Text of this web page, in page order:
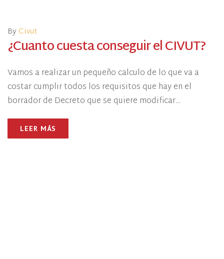
By Civut
¿Cuanto cuesta conseguir el CIVUT?
Vamos a realizar un pequeño calculo de lo que va a
costar cumplir todos los requisitos que hay en el
borrador de Decreto que se quiere modificar…
LEER MÁS